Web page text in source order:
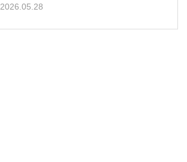
2026.05.28